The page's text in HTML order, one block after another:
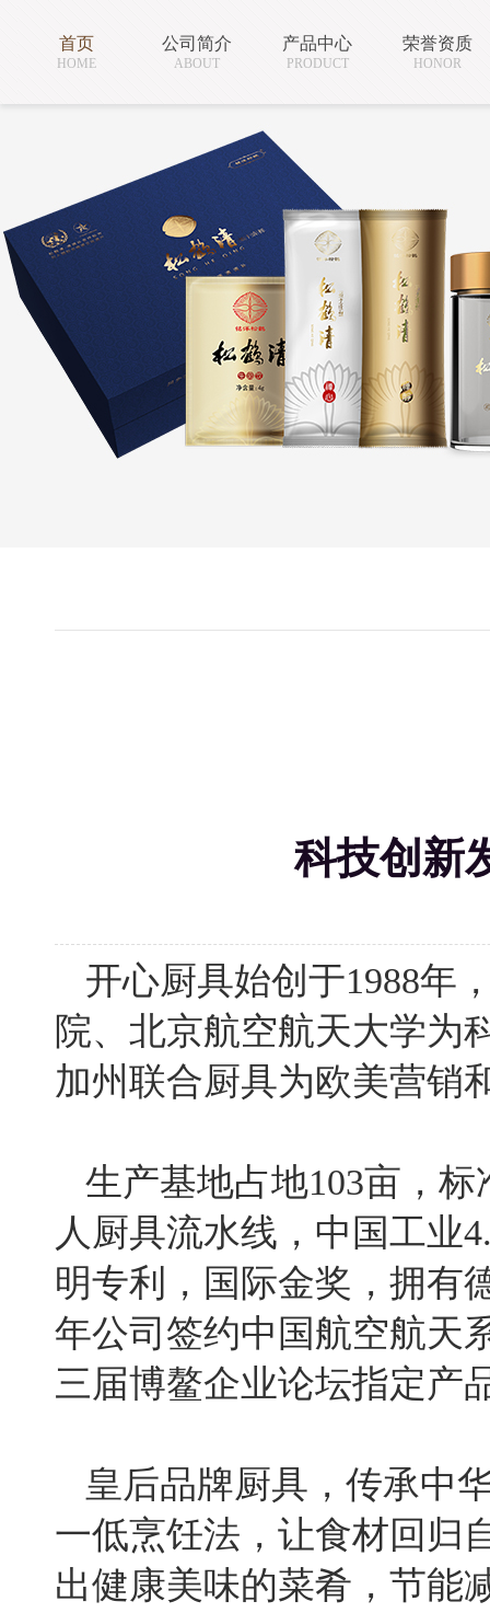
首页
HOME
公司简介
ABOUT
产品中心
PRODUCT
荣誉资质
HONOR
科技创新
开心厨具始创于1988年
院、北京航空航天大学为
加州联合厨具为欧美营销
生产基地占地103亩，
人厨具流水线，中国工业
明专利，国际金奖，拥有
年公司签约中国航空航天
三届博鳌企业论坛指定产
皇后品牌厨具，传承中
一低烹饪法， 让食材回归
出健康美味的菜肴，节能